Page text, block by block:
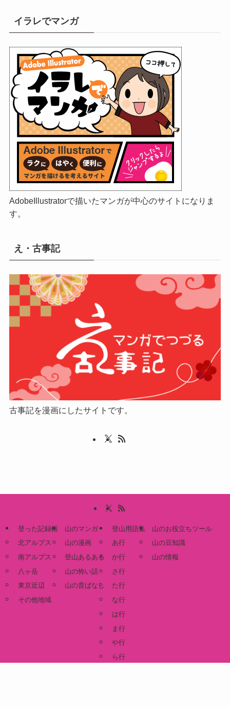
イラレでマンガ
AdobeIllustratorで描いたマンガが中心のサイトになりま
す。
え・古事記
古事記を漫画にしたサイトです。
登った記録帳
北アルプス
南アルプス
八ヶ岳
東京近辺
その他地域
山のマンガ
山の漫画
登山あるある
山の怖い話
山の昔ばなし
登山用語集
あ行
か行
さ行
た行
な行
は行
ま行
や行
ら行
山のお役立ちツール
山の豆知識
山の情報